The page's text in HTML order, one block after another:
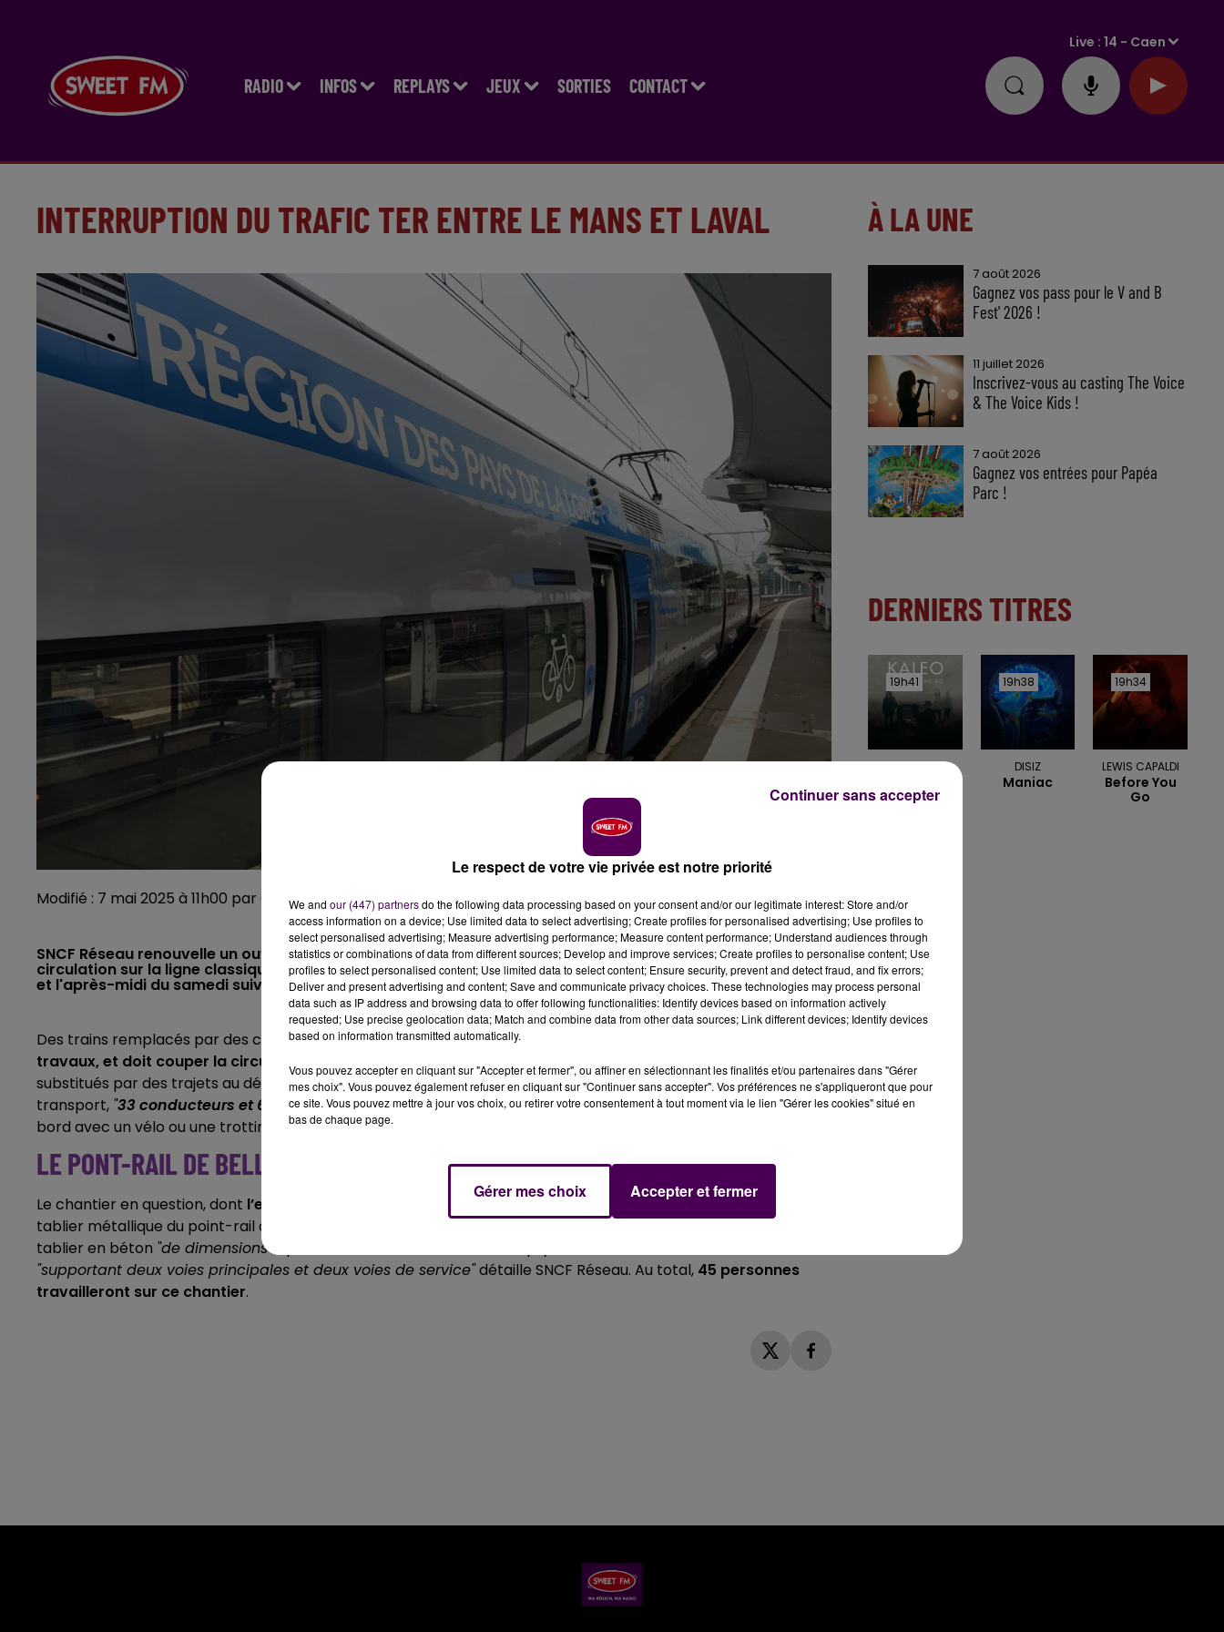
RADIO INFOS REPLAYS JEUX SORTIES CONTACT
Live :14 - Caen
INTERRUPTION DU TRAFIC TER ENTRE LE MANS ET LAVAL
Modifié : 7 mai 2025 à 11h00 par Corentin Allain / crédit photo : Sweet FM
SNCF Réseau renouvelle un ouvrage en Sarthe, un pont-rail situé à Sillé-le-Guillaume, et doit couper la
circulation sur la ligne classique Le Mans - Laval. Aucun TER ne roulera entre la soirée de ce mercredi 7 mai
et l'après-midi du samedi suivant.
Des trains remplacés par des cars entre Sarthe et Mayenne :SNCF Réseau entame ce mercredi 7 mai des
travaux, et doit couper la circulation à partir de 21h30
substitués par des trajets au départ des gares routières du Mans ou de Laval. Pour assurer ce plan de
transport, "33 conducteurs et 63 missions d’autocars"sont nécessaires. Impossible, d’ailleurs, de monter à
bord avec un vélo ou une trottinette.
LE PONT-RAIL DE BELLE-FONTAINE RENOUVELÉ
Le chantier en question, dont l’enveloppe dépasse
, consiste à remplacer l’ancien
tablier métallique du point-rail de Belle-Fontaine, situé
tablier en béton "de dimensions équivalentes, à voies ballastées, équipé d’un accotement latéral"
"supportant deux voies principales et deux voies de service"détaille SNCF Réseau. Au total, 45 personnes
travailleront sur ce chantier.
À LA UNE
7 août 2026
Gagnez vos pass pour le V and B
Fest' 2026 !
11 juillet 2026
Inscrivez-vous au casting The Voice
& The Voice Kids !
7 août 2026
Gagnez vos entrées pour Papéa
Parc !
DERNIERS TITRES
19h41
19h41
KALEO
Way Down We
Go
19h38
19h38
DISIZ
Maniac
19h34
19h34
LEWIS CAPALDI
Before You
Go
Le respect de votre vie privée est notre priorité
We and our (447) partnersdo the following data processing based on your consent and/or our legitimate interest: Store and/or
access information on a device; Use limited data to select advertising; Create profiles for personalised advertising; Use profiles to
select personalised advertising; Measure advertising performance; Measure content performance; Understand audiences through
statistics or combinations of data from different sources; Develop and improve services; Create profiles to personalise content; Use
profiles to select personalised content; Use limited data to select content; Ensure security, prevent and detect fraud, and fix errors;
Deliver and present advertising and content; Save and communicate privacy choices. These technologies may process personal
data such as IP address and browsing data to offer following functionalities: Identify devices based on information actively
requested; Use precise geolocation data; Match and combine data from other data sources; Link different devices; Identify devices
based on information transmitted automatically.
Vous pouvez accepter en cliquant sur "Accepter et fermer", ou affiner en sélectionnant les finalités et/ou partenaires dans "Gérer
mes choix". Vous pouvez également refuser en cliquant sur "Continuer sans accepter". Vos préférences ne s'appliqueront que pour
ce site. Vous pouvez mettre à jour vos choix, ou retirer votre consentement à tout moment via le lien "Gérer les cookies" situé en
bas de chaque page.
Gérer mes choix Accepter et fermer
Continuer sans accepter